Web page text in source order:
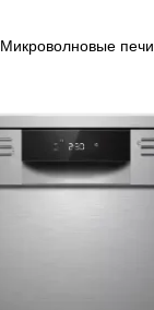
Микроволновые печи